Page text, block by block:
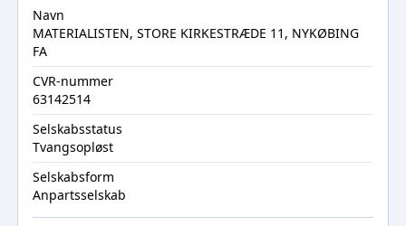
Navn
MATERIALISTEN, STORE KIRKESTRÆDE 11, NYKØBING
FA
CVR-nummer
63142514
Selskabsstatus
Tvangsopløst
Selskabsform
Anpartsselskab